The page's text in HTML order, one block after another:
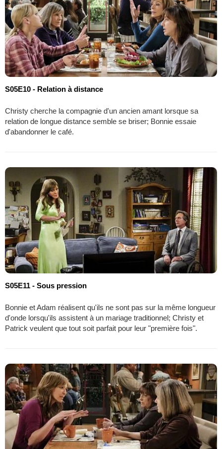
S05E10 - Relation à distance
Christy cherche la compagnie d'un ancien amant lorsque sa
relation de longue distance semble se briser; Bonnie essaie
d'abandonner le café.
S05E11 - Sous pression
Bonnie et Adam réalisent qu'ils ne sont pas sur la même longueur
d'onde lorsqu'ils assistent à un mariage traditionnel; Christy et
Patrick veulent que tout soit parfait pour leur "première fois".